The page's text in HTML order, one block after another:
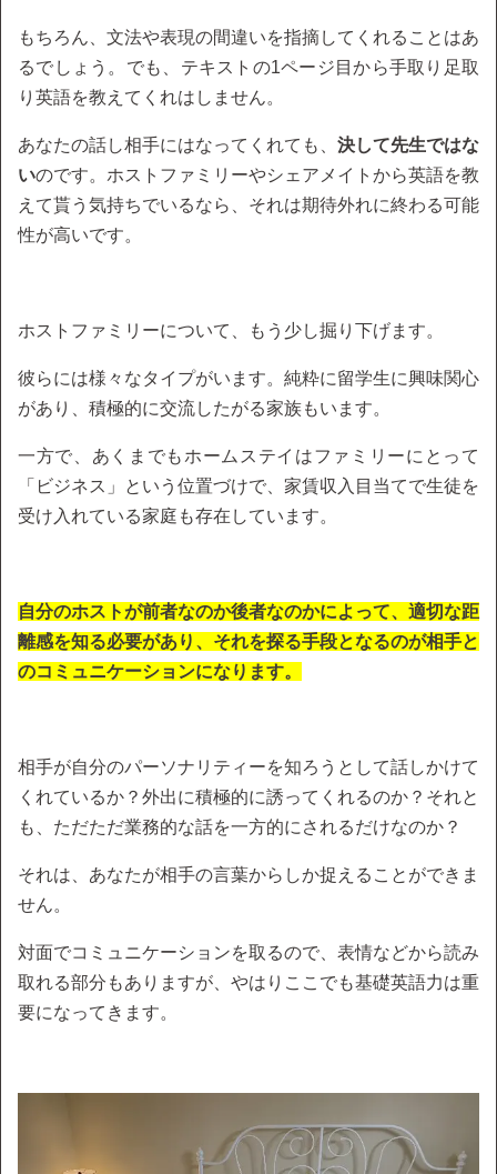
もちろん、文法や表現の間違いを指摘してくれることはあ
るでしょう。でも、テキストの1ページ目から手取り足取
り英語を教えてくれはしません。
あなたの話し相手にはなってくれても、 決して先生ではな
いのです。ホストファミリーやシェアメイトから英語を教
えて貰う気持ちでいるなら、それは期待外れに終わる可能
性が高いです。
ホストファミリーについて、もう少し掘り下げます。
彼らには様々なタイプがいます。純粋に留学生に興味関心
があり、積極的に交流したがる家族もいます。
一方で、あくまでもホームステイはファミリーにとって
「ビジネス」という位置づけで、家賃収入目当てで生徒を
受け入れている家庭も存在しています。
自分のホストが前者なのか後者なのかによって、適切な距
離感を知る必要があり、それを探る手段となるのが相手と
のコミュニケーションになります。
相手が自分のパーソナリティーを知ろうとして話しかけて
くれているか？外出に積極的に誘ってくれるのか？それと
も、ただただ業務的な話を一方的にされるだけなのか？
それは、あなたが相手の言葉からしか捉えることができま
せん。
対面でコミュニケーションを取るので、表情などから読み
取れる部分もありますが、やはりここでも基礎英語力は重
要になってきます。